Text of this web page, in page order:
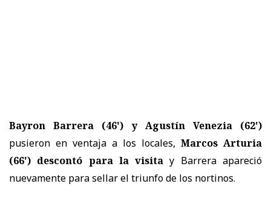
Bayron Barrera (46') y Agustín Venezia (62')
pusieron en ventaja a los locales, Marcos Arturia
(66') descontó para la visita y Barrera apareció
nuevamente para sellar el triunfo de los nortinos.